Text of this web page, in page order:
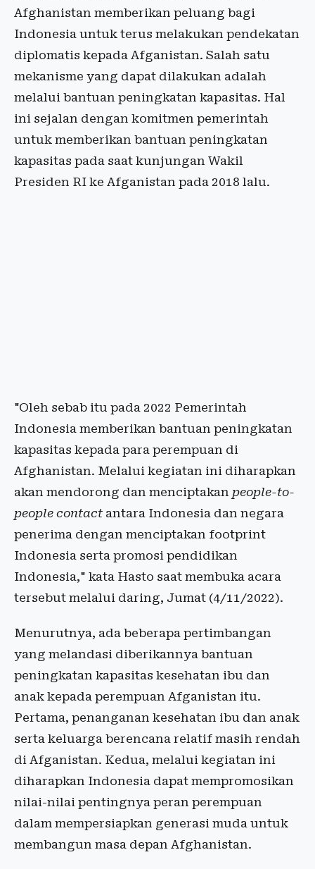
Afghanistan memberikan peluang bagi
Indonesia untuk terus melakukan pendekatan
diplomatis kepada Afganistan. Salah satu
mekanisme yang dapat dilakukan adalah
melalui bantuan peningkatan kapasitas. Hal
ini sejalan dengan komitmen pemerintah
untuk memberikan bantuan peningkatan
kapasitas pada saat kunjungan Wakil
Presiden RI ke Afganistan pada 2018 lalu.
"Oleh sebab itu pada 2022 Pemerintah
Indonesia memberikan bantuan peningkatan
kapasitas kepada para perempuan di
Afghanistan. Melalui kegiatan ini diharapkan
akan mendorong dan menciptakan people-to-
people contact antara Indonesia dan negara
penerima dengan menciptakan footprint
Indonesia serta promosi pendidikan
Indonesia," kata Hasto saat membuka acara
tersebut melalui daring, Jumat (4/11/2022).
Menurutnya, ada beberapa pertimbangan
yang melandasi diberikannya bantuan
peningkatan kapasitas kesehatan ibu dan
anak kepada perempuan Afganistan itu.
Pertama, penanganan kesehatan ibu dan anak
serta keluarga berencana relatif masih rendah
di Afganistan. Kedua, melalui kegiatan ini
diharapkan Indonesia dapat mempromosikan
nilai-nilai pentingnya peran perempuan
dalam mempersiapkan generasi muda untuk
membangun masa depan Afghanistan.